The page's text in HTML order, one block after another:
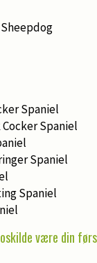
Spaniel
Spaniel
Spaniel
Spaniel
være din